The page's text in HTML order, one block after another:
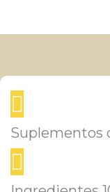
Suplementos